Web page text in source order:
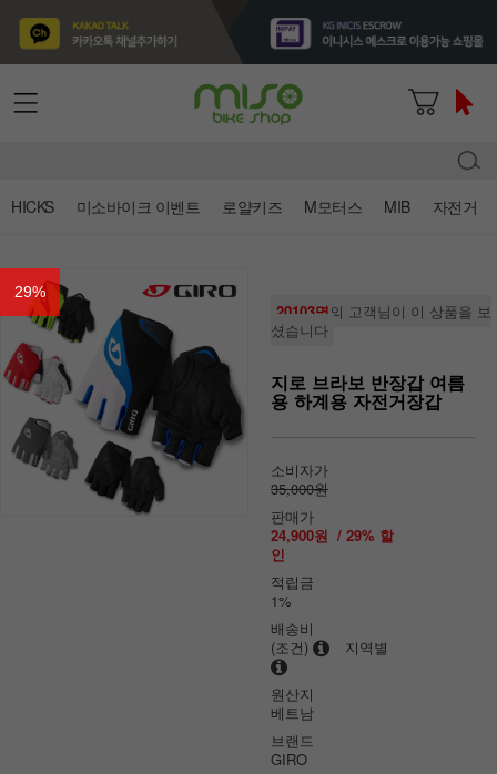
HICKS 미소바이크 이벤트 로얄키즈 M모터스 MIB 자전거
29%
20103명의 고객님이 이 상품을 보
셨습니다
지로 브라보 반장갑 여름
용 하계용 자전거장갑
소비자가
35,000원
판매가
24,900원 / 29% 할
인
적립금
1%
배송비
(조건)
지역별
원산지
베트남
브랜드
GIRO